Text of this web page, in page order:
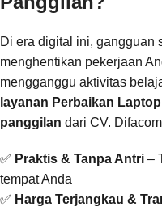
Di era digital ini, gangguan
menghentikan pekerjaan
mengganggu aktivitas
layanan Perbaikan
panggilan dari CV.
✅ Praktis & Tanpa Antri –
tempat Anda
✅ Harga Terjangkau &